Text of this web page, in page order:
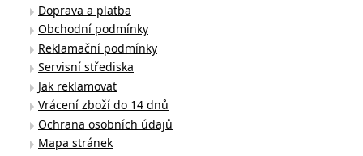
Doprava a platba
Obchodní podmínky
Reklamační podmínky
Servisní střediska
Jak reklamovat
Vrácení zboží do 14 dnů
Ochrana osobních údajů
Mapa stránek